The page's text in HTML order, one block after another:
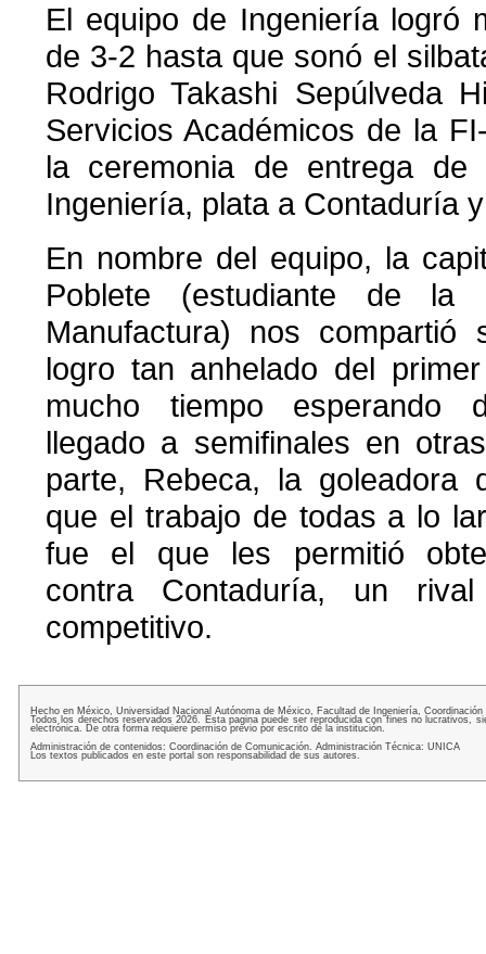
El equipo de Ingeniería logró
de 3-2 hasta que sonó el
Rodrigo Takashi Sepúlveda
Servicios Académicos de la
la ceremonia de entrega de
Ingeniería, plata a Contaduría
En nombre del equipo, la
Poblete (estudiante de la
Manufactura) nos
logro tan anhelado del
mucho tiempo esperando
llegado a semifinales en
parte, Rebeca, la goleadora
que el trabajo de todas a lo
fue el que les permitió
contra Contaduría, un
competitivo.
Hecho en México, Universidad Nacional Autónoma de México, Facultad de Ingeniería,
Todos los derechos reservados 2026. Esta pagina puede ser reproducida con fines no lucrativos,
electrónica. De otra forma requiere permiso previo por escrito de la institución.
Administración de contenidos: Coordinación de Comunicación. Administración Técnica: UNICA
Los textos publicados en este portal son responsabilidad de sus autores.